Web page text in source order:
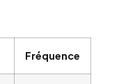
Fréquence